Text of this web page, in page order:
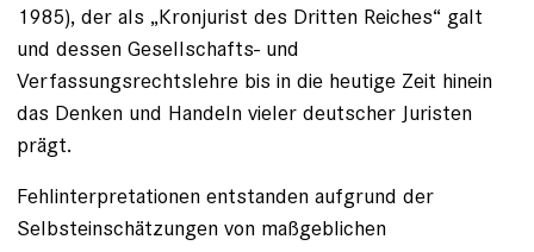
1985), der als „Kronjurist des Dritten Reiches“ galt
und dessen Gesellschafts- und
Verfassungsrechtslehre bis in die heutige Zeit hinein
das Denken und Handeln vieler deutscher Juristen
prägt.
Fehlinterpretationen entstanden aufgrund der
Selbsteinschätzungen von maßgeblichen